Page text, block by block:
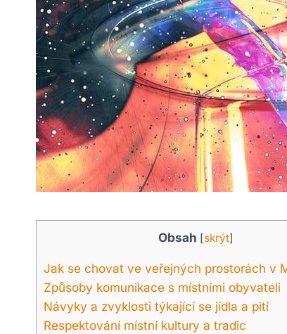
Obsah [skrýt]
Jak se chovat ve veřejných prostorách v
Způsoby komunikace s místními obyvateli
Návyky a zvyklosti týkající se jídla a pití
Respektování místní kultury a tradic